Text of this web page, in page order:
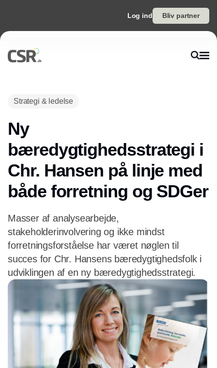
Log ind Bliv partner
Strategi & ledelse
Ny
bæredygtighedsstrategi i
Chr. Hansen på linje med
både forretning og SDGer
Masser af analysearbejde,
stakeholderinvolvering og ikke mindst
forretningsforståelse har været nøglen til
succes for Chr. Hansens bæredygtighedsfolk i
udviklingen af en ny bæredygtighedsstrategi.